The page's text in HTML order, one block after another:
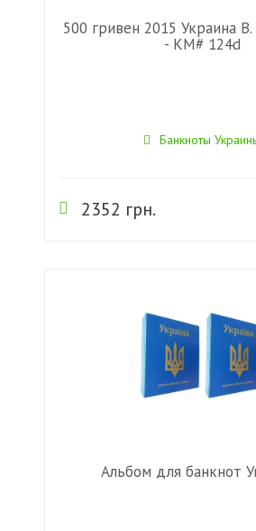
500 гривен 2015 Украина В.
- KM# 124d
Банкноты
2352 грн.
Альбом для банкнот